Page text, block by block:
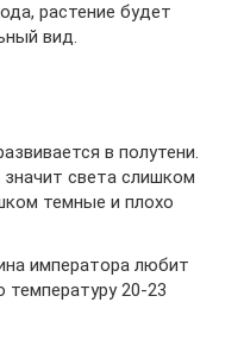
растение будет
вид.
в полутени.
света слишком
темные и плохо
императора любит
20-23